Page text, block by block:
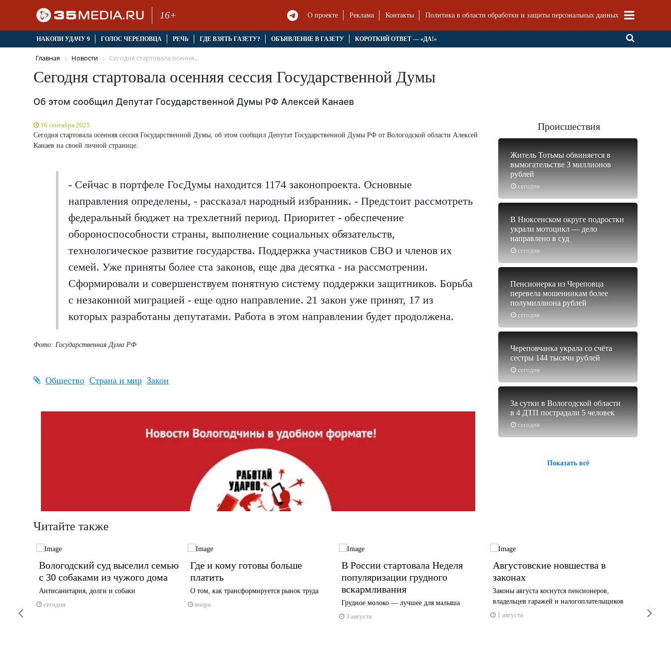
16+ О проекте Реклама Контакты Политика в области обработки и защиты персональных данных
НАКОПИ УДАЧУ 9 ГОЛОС ЧЕРЕПОВЦА РЕЧЬ ГДЕ ВЗЯТЬ ГАЗЕТУ? ОБЪЯВЛЕНИЕ В ГАЗЕТУ КОРОТКИЙ ОТВЕТ — «ДА!»
Главная Новости Сегодня стартовала осення...
Сегодня стартовала осенняя сессия Государственной Думы
Об этом сообщил Депутат Государственной Думы РФ Алексей Канаев
16 сентября 2025
Сегодня стартовала осенняя сессия Государственной Думы, об этом сообщил Депутат Государственной Думы РФ от Вологодской области Алексей
Канаев на своей личной странице.
- Сейчас в портфеле ГосДумы находится 1174 законопроекта. Основные
направления определены, - рассказал народный избранник. - Предстоит рассмотреть
федеральный бюджет на трехлетний период. Приоритет - обеспечение
обороноспособности страны, выполнение социальных обязательств,
технологическое развитие государства. Поддержка участников СВО и членов их
семей. Уже приняты более ста законов, еще два десятка - на рассмотрении.
Сформировали и совершенствуем понятную систему поддержки защитников. Борьба
с незаконной миграцией - еще одно направление. 21 закон уже принят, 17 из
которых разработаны депутатами. Работа в этом направлении будет продолжена.
Фото: Государственная Дума РФ
Общество Страна и мир Закон
Происшествия
сегодня
Житель Тотьмы обвиняется в
вымогательстве 3 миллионов
рублей
сегодня
В Нюксенском округе подростки
украли мотоцикл — дело
направлено в суд
сегодня
Пенсионерка из Череповца
перевела мошенникам более
полумиллиона рублей
сегодня
Череповчанка украла со счёта
сестры 144 тысячи рублей
сегодня
За сутки в Вологодской области
в 4 ДТП пострадали 5 человек
Показать всё
Читайте также
Вологодский суд выселил семью
с 30 собаками из чужого дома
Антисанитария, долги и собаки
сегодня
Где и кому готовы больше
платить
О том, как трансформируется рынок труда
вчера
В России стартовала Неделя
популяризации грудного
вскармливания
Грудное молоко — лучшее для малыша
3 августа
Августовские новшества в
законах
Законы августа коснутся пенсионеров,
владельцев гаражей и налогоплательщиков
1 августа